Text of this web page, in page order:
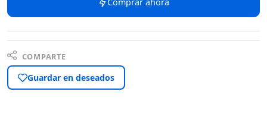
COMPARTE
Guardar en deseados